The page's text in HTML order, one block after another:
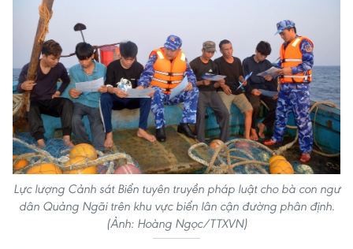
Lực lượng Cảnh sát Biển tuyên truyền pháp luật cho bà con ngư
dân Quảng Ngãi trên khu vực biển lân cận đường phân định.
(Ảnh: Hoàng Ngọc/TTXVN)